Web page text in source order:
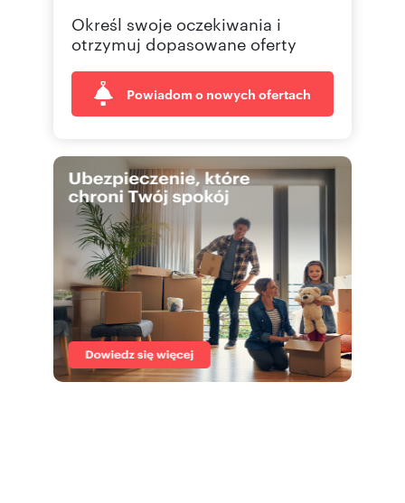
Określ swoje oczekiwania i
otrzymuj dopasowane oferty
Powiadom o nowych ofertach